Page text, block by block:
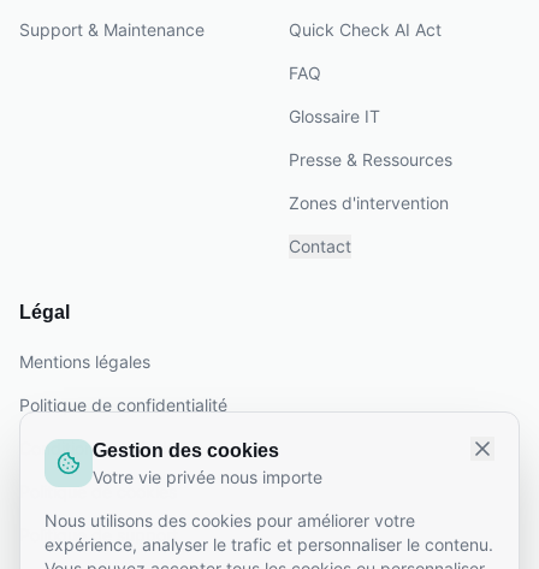
Support & Maintenance Quick Check AI Act
FAQ
Glossaire IT
Presse & Ressources
Zones d'intervention
Contact
Légal
Mentions légales
Politique de confidentialité
Conditions générales
Politique de cookies
Politique de support
Gestion des cookies
Votre vie privée nous importe
Nous utilisons des cookies pour améliorer votre
expérience, analyser le trafic et personnaliser le contenu.